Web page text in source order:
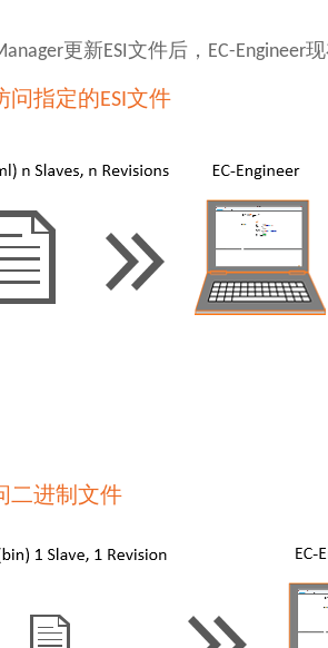
更新ESI文件后，EC-
问指定的ESI文件
二进制文件